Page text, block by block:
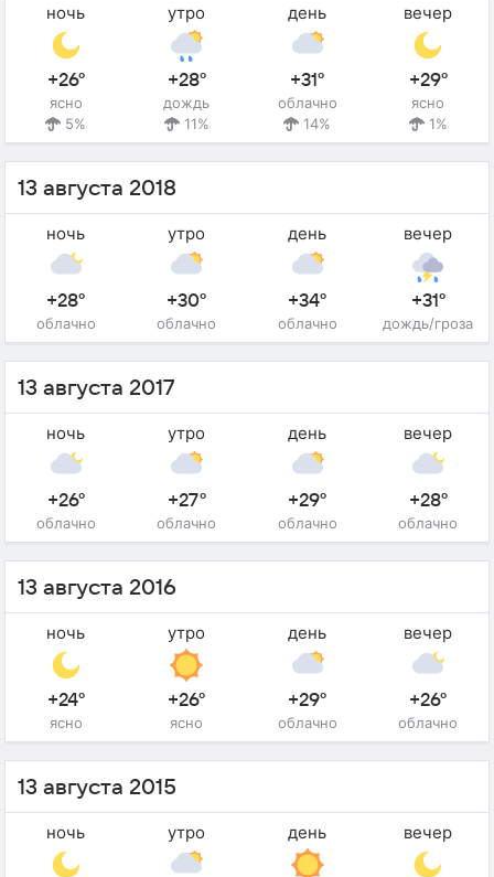
ночь
+26°
ясно
5%
утро
+28°
дождь
11%
день
+31°
облачно
14%
вечер
+29°
ясно
1%
13 августа 2018
ночь
+28°
облачно
утро
+30°
облачно
день
+34°
облачно
вечер
+31°
дождь/гроза
13 августа 2017
ночь
+26°
облачно
утро
+27°
облачно
день
+29°
облачно
вечер
+28°
облачно
13 августа 2016
ночь
+24°
ясно
утро
+26°
ясно
день
+29°
облачно
вечер
+26°
облачно
13 августа 2015
ночь утро день вечер